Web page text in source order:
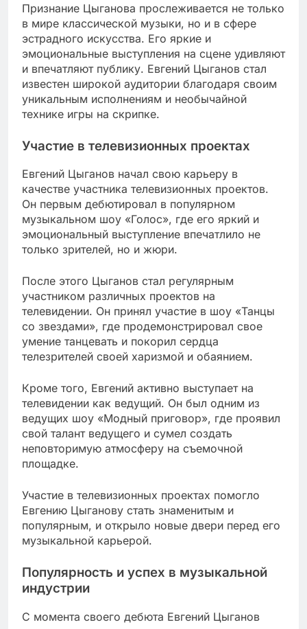
Признание Цыганова прослеживается не только
в мире классической музыки, но и в сфере
эстрадного искусства. Его яркие и
эмоциональные выступления на сцене удивляют
и впечатляют публику. Евгений Цыганов стал
известен широкой аудитории благодаря своим
уникальным исполнениям и необычайной
технике игры на скрипке.
Участие в телевизионных проектах
Евгений Цыганов начал свою карьеру в
качестве участника телевизионных проектов.
Он первым дебютировал в популярном
музыкальном шоу «Голос», где его яркий и
эмоциональный выступление впечатлило не
только зрителей, но и жюри.
После этого Цыганов стал регулярным
участником различных проектов на
телевидении. Он принял участие в шоу «Танцы
со звездами», где продемонстрировал свое
умение танцевать и покорил сердца
телезрителей своей харизмой и обаянием.
Кроме того, Евгений активно выступает на
телевидении как ведущий. Он был одним из
ведущих шоу «Модный приговор», где проявил
свой талант ведущего и сумел создать
неповторимую атмосферу на съемочной
площадке.
Участие в телевизионных проектах помогло
Евгению Цыганову стать знаменитым и
популярным, и открыло новые двери перед его
музыкальной карьерой.
Популярность и успех в музыкальной
индустрии
С момента своего дебюта Евгений Цыганов